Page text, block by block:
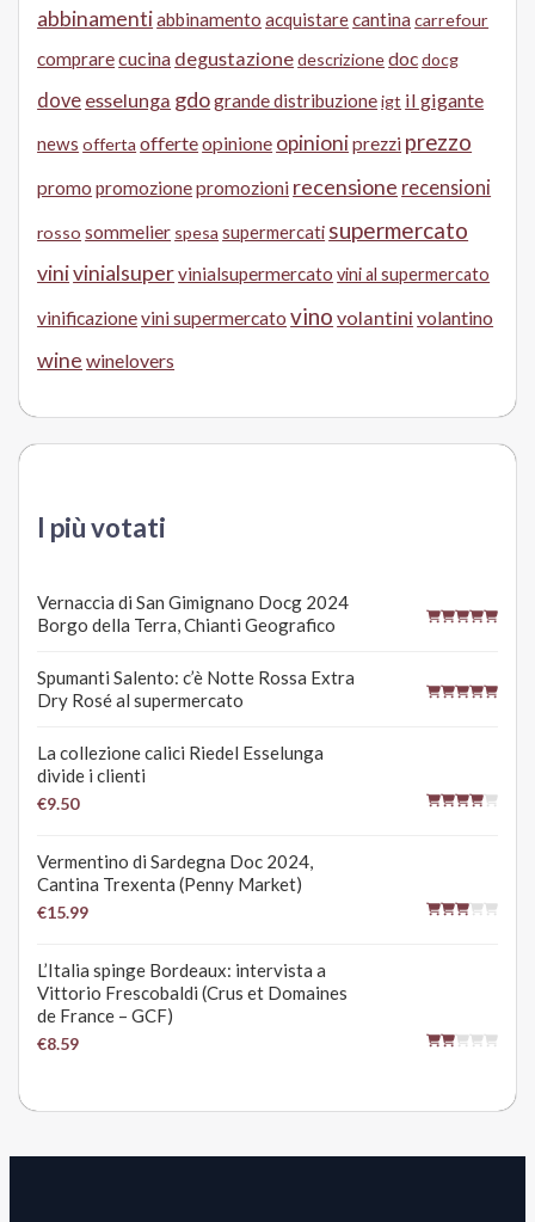
abbinamentiabbinamento acquistarecantina carrefour
comprarecucina degustazionedescrizionedocdocg
dove esselunga gdogrande distribuzioneigt il gigante
news offerta offerteopinione opinioniprezzi prezzo
promo promozionepromozioni recensione recensioni
rosso sommelier spesa supermercati supermercato
vinivinialsupervinialsupermercato vini al supermercato
vinificazionevini supermercato vino volantini volantino
wine winelovers
I più votati
Vernaccia di San Gimignano Docg 2024
Borgo della Terra, Chianti Geografico
Spumanti Salento: c’è Notte Rossa Extra
Dry Rosé al supermercato
La collezione calici Riedel Esselunga
divide i clienti
€9.50
Vermentino di Sardegna Doc 2024,
Cantina Trexenta (Penny Market)
€15.99
L’Italia spinge Bordeaux: intervista a
Vittorio Frescobaldi (Crus et Domaines
de France – GCF)
€8.59